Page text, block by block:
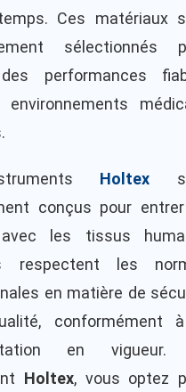
Ces matériaux
sélectionnés
performances
Holtex
conçus pour
les tissus
respectent les
en matière de
conformément
en vigueur.
Holtex, vous optez